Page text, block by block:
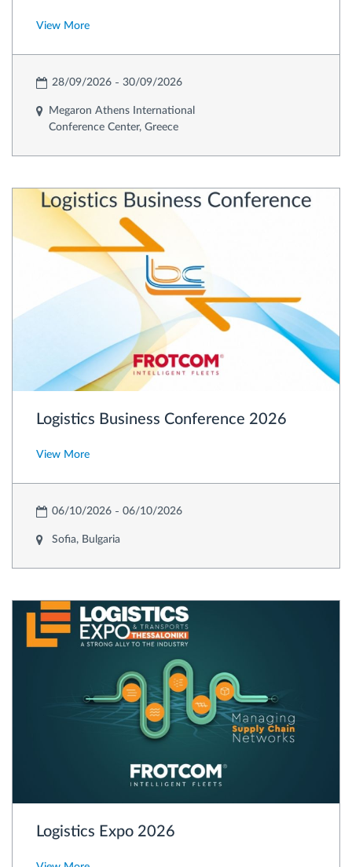
View More
28/09/2026 30/09/2026
Megaron Athens International
Conference Center, Greece
Logistics Business Conference 2026
View More
06/10/2026 06/10/2026
Sofia, Bulgaria
Logistics Expo 2026